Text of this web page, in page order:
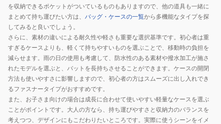
を収納できるポケットがついているものもありますので、他の道具も一緒に
まとめて持ち運びたい方は、 バッグ・ケースの一覧から多機能なタイプを探
してみると良いでしょう。
さらに、素材の違いによる耐久性や軽さも重要な選択基準です。初心者は重
すぎるケースよりも、軽くて持ちやすいものを選ぶことで、移動時の負担を
減らせます。雨の日の使用も考慮して、防水性のある素材や撥水加工が施さ
れたモデルを選ぶと、バットを長持ちさせることができます。ケースの開閉
方法も使いやすさに影響しますので、初心者の方はスムーズに出し入れでき
るファスナータイプがおすすめです。
また、お子さま向けの場合は成長に合わせて使いやすい軽量なケースを選ぶ
ことがポイントです。大人の方なら、持ち運びやすさと収納力のバランスを
考えつつ、デザインにもこだわりたいところです。実際に使うシーンをイメ